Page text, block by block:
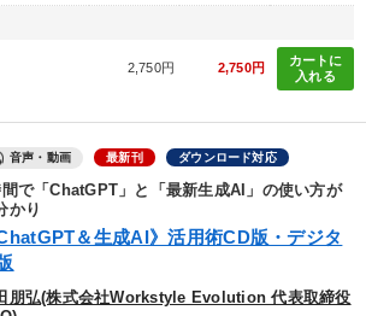
2,750円 2,750円
カートに
入れる
音声・動画 最新刊 ダウンロード対応
で「ChatGPT」と「最新生成AI」の使い方が
かり
ChatGPT＆生成AI》活用術CD版・デジタ
朋弘(株式会社Workstyle Evolution 代表取締役